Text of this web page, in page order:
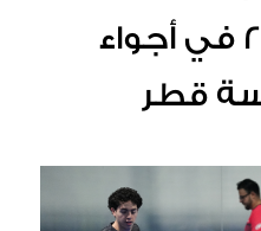
للبادل 2025–2026 في أجواء
قطر